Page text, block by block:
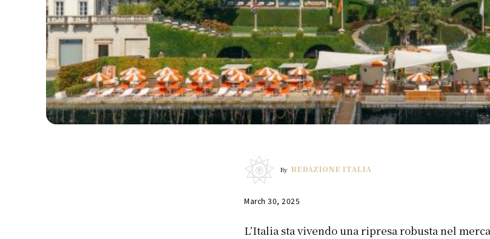
By REDAZIONE ITALIA
March 30, 2025
L’Italia sta vivendo una ripresa robusta nel